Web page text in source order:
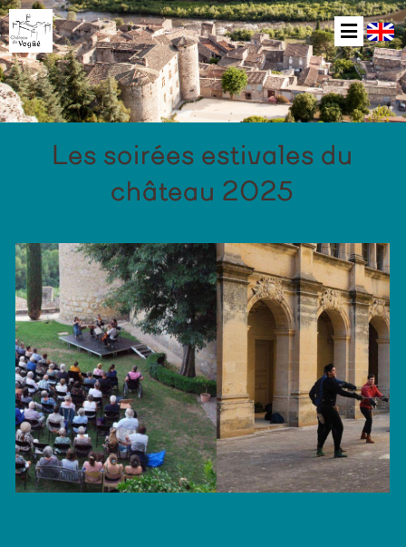
Les soirées estivales du
château 2025